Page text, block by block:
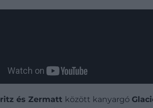
és Zermatt között kanyargó